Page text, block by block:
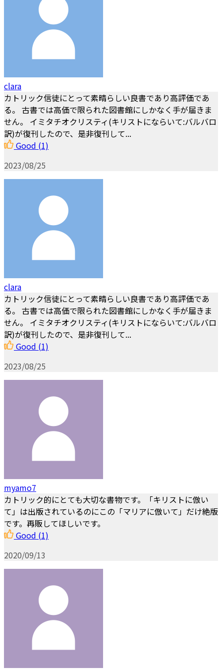
clara
カトリック信徒にとって素晴らしい良書であり高評価であ
る。 古書では高価で限られた図書館にしかなく手が届きま
せん。 イミタチオクリスティ(キリストにならいて:バルバロ
訳)が復刊したので、是非復刊して...
Good (1)
2023/08/25
clara
カトリック信徒にとって素晴らしい良書であり高評価であ
る。 古書では高価で限られた図書館にしかなく手が届きま
せん。 イミタチオクリスティ(キリストにならいて:バルバロ
訳)が復刊したので、是非復刊して...
Good (1)
2023/08/25
myamo7
カトリック的にとても大切な書物です。「キリストに倣い
て」は出版されているのにこの「マリアに倣いて」だけ絶版
です。再販してほしいです。
Good (1)
2020/09/13